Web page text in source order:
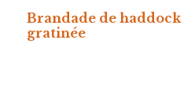
Brandade de haddock
gratinée